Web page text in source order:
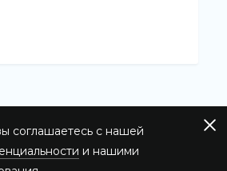
соглашаетесь с нашей
и нашими